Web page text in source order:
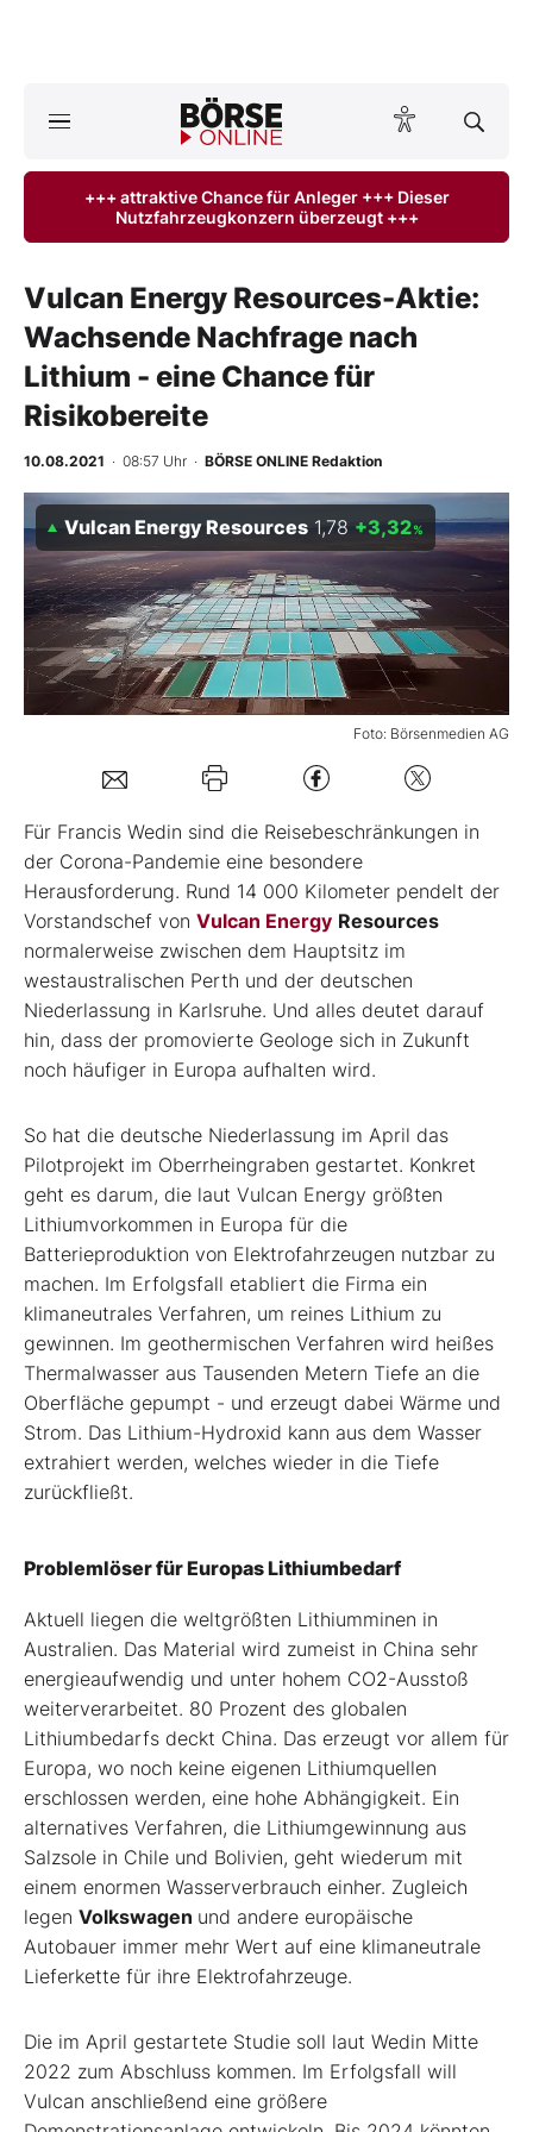
Anlageprodukte
Finanz-Check
Abo & Shop
BO-Musterdepots
Experten
Mein B:O
Mein Konto
Folgen Sie uns
+++ attraktive Chance für Anleger +++ Dieser
Nutzfahrzeugkonzern überzeugt +++
Vulcan Energy Resources-Aktie:
Wachsende Nachfrage nach
Lithium - eine Chance für
Risikobereite
10.08.2021 · 08:57 Uhr · BÖRSE ONLINE Redaktion
Foto: Börsenmedien AG
Vulcan Energy Resources 1,78 +3,32%
Für Francis Wedin sind die Reisebeschränkungen in
der Corona-Pandemie eine besondere
Herausforderung. Rund 14 000 Kilometer pendelt der
Vorstandschef von Vulcan Energy Resources
normalerweise zwischen dem Hauptsitz im
westaustralischen Perth und der deutschen
Niederlassung in Karlsruhe. Und alles deutet darauf
hin, dass der promovierte Geologe sich in Zukunft
noch häufiger in Europa aufhalten wird.
So hat die deutsche Niederlassung im April das
Pilotprojekt im Oberrheingraben gestartet. Konkret
geht es darum, die laut Vulcan Energy größten
Lithiumvorkommen in Europa für die
Batterieproduktion von Elektrofahrzeugen nutzbar zu
machen. Im Erfolgsfall etabliert die Firma ein
klimaneutrales Verfahren, um reines Lithium zu
gewinnen. Im geothermischen Verfahren wird heißes
Thermalwasser aus Tausenden Metern Tiefe an die
Oberfläche gepumpt - und erzeugt dabei Wärme und
Strom. Das Lithium-Hydroxid kann aus dem Wasser
extrahiert werden, welches wieder in die Tiefe
zurückfließt.
Problemlöser für Europas Lithiumbedarf
Aktuell liegen die weltgrößten Lithiumminen in
Australien. Das Material wird zumeist in China sehr
energieaufwendig und unter hohem CO2-Ausstoß
weiterverarbeitet. 80 Prozent des globalen
Lithiumbedarfs deckt China. Das erzeugt vor allem für
Europa, wo noch keine eigenen Lithiumquellen
erschlossen werden, eine hohe Abhängigkeit. Ein
alternatives Verfahren, die Lithiumgewinnung aus
Salzsole in Chile und Bolivien, geht wiederum mit
einem enormen Wasserverbrauch einher. Zugleich
legen Volkswagen und andere europäische
Autobauer immer mehr Wert auf eine klimaneutrale
Lieferkette für ihre Elektrofahrzeuge.
Die im April gestartete Studie soll laut Wedin Mitte
2022 zum Abschluss kommen. Im Erfolgsfall will
Vulcan anschließend eine größere